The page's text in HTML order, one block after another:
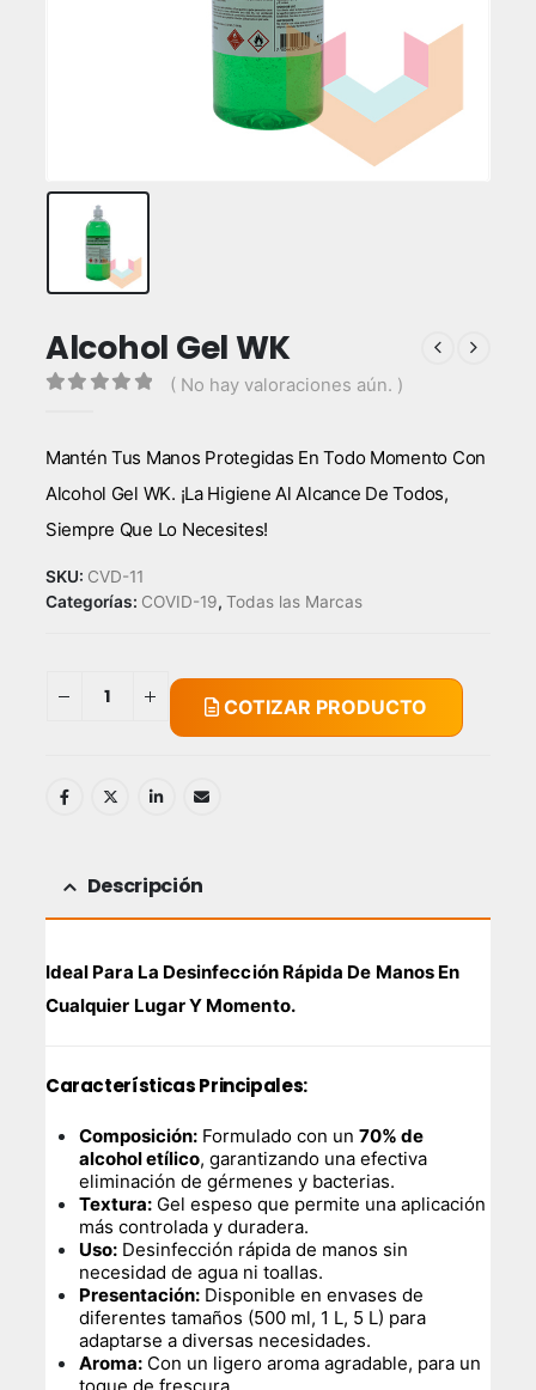
Alcohol Gel WK
( No hay valoraciones aún. )
Mantén Tus Manos Protegidas En Todo Momento Con
Alcohol Gel WK. ¡La Higiene Al Alcance De Todos,
Siempre Que Lo Necesites!
SKU: CVD-11
Categorías: COVID-19, Todas las Marcas
COTIZAR PRODUCTO
Descripción
Ideal Para La Desinfección Rápida De Manos En
Cualquier Lugar Y Momento.
Características Principales:
Composición: Formulado con un70% de
alcohol etílico, garantizando una efectiva
eliminación de gérmenes y bacterias.
Textura: Gel espeso que permite una aplicación
más controlada y duradera.
Uso: Desinfección rápida de manos sin
necesidad de agua ni toallas.
Presentación: Disponible en envases de
diferentes tamaños (500 ml, 1 L, 5 L) para
adaptarse a diversas necesidades.
Aroma: Con un ligero aroma agradable, para un
toque de frescura.